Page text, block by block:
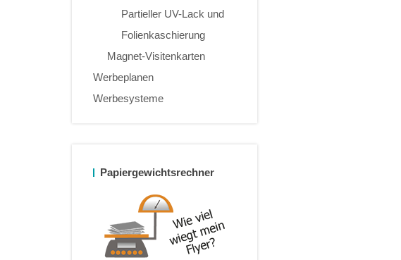
Partieller UV-Lack und
Folienkaschierung
Magnet-Visitenkarten
Werbeplanen
Werbesysteme
Papiergewichtsrechner